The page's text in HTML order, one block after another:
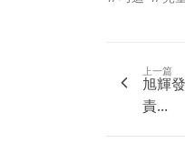
上一篇
旭輝
責...